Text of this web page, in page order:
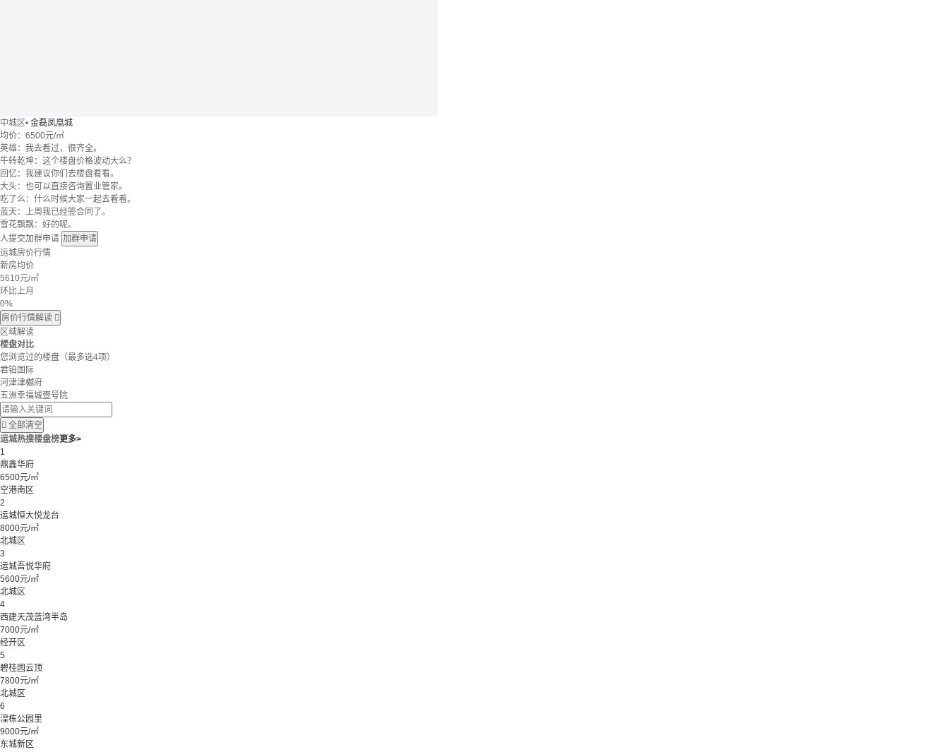
中城区• 金磊凤凰城
均价： 6500元/㎡
英雄：我去看过，很齐全。
牛转乾坤：这个楼盘价格波动大么？
回忆：我建议你们去楼盘看看。
大头：也可以直接咨询置业管家。
吃了么：什么时候大家一起去看看。
蓝天：上周我已经签合同了。
雪花飘飘：好的呢。
人提交加群申请 加群申请
运城房价行情
新房均价
5610元/㎡
环比上月
0%
房价行情解读 
区域解读
楼盘对比
您浏览过的楼盘 （最多选4项）
君铂国际
河津津樾府
五洲幸福城壹号院
 全部清空
运城热搜楼盘榜更多>
1
鼎鑫华府
6500元/㎡
空港南区
2
运城恒大悦龙台
8000元/㎡
北城区
3
运城吾悦华府
5600元/㎡
北城区
4
西建天茂蓝湾半岛
7000元/㎡
经开区
5
碧桂园云顶
7800元/㎡
北城区
6
湟栋公园里
9000元/㎡
东城新区